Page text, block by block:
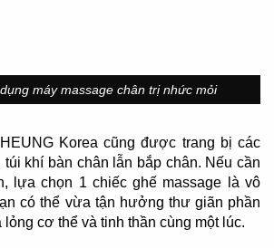
máy massage chân trị nhức mỏi
Korea cũng được trang bị các
khí bàn chân lẫn bắp chân. Nếu cần
lựa chọn 1 chiếc ghế massage là vô
có thể vừa tận hưởng thư giãn phần
cơ thể và tinh thần cùng một lúc.